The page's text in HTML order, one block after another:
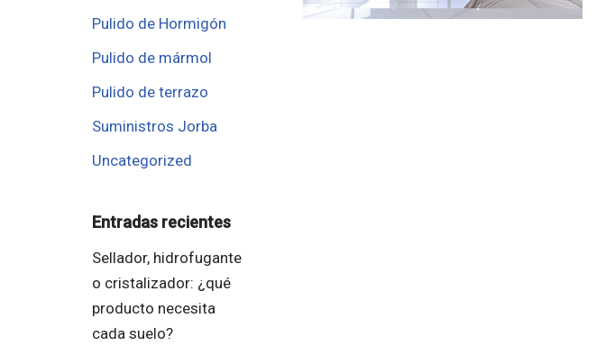
Pulido de Hormigón
Pulido de mármol
Pulido de terrazo
Suministros Jorba
Uncategorized
Entradas recientes
Sellador, hidrofugante
o cristalizador: ¿qué
producto necesita
cada suelo?